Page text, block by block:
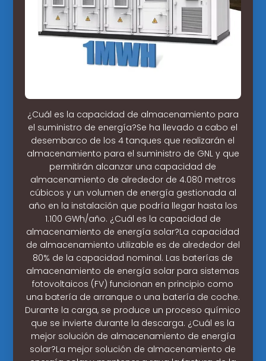
¿Cuál es la capacidad de almacenamiento para
el suministro de energía?Se ha llevado a cabo el
desembarco de los 4 tanques que realizarán el
almacenamiento para el suministro de GNL y que
permitirán alcanzar una capacidad de
almacenamiento de alrededor de 4.080 metros
cúbicos y un volumen de energía gestionada al
año en la instalación que podría llegar hasta los
1.100 GWh/año. ¿Cuál es la capacidad de
almacenamiento de energía solar?La capacidad
de almacenamiento utilizable es de alrededor del
80% de la capacidad nominal. Las baterías de
almacenamiento de energía solar para sistemas
fotovoltaicos (FV) funcionan en principio como
una batería de arranque o una batería de coche.
Durante la carga, se produce un proceso químico
que se invierte durante la descarga. ¿Cuál es la
mejor solución de almacenamiento de energía
solar?La mejor solución de almacenamiento de